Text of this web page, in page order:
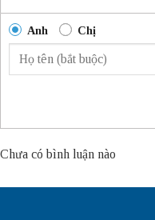
Anh Chị
Chưa có bình luận nào